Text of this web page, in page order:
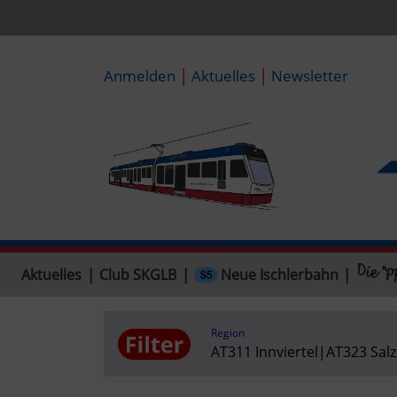
Anmelden | Aktuelles | Newsletter
Aktuelles Club SKGLB Neue Ischlerbahn
Region
AT311 Innviertel |AT323